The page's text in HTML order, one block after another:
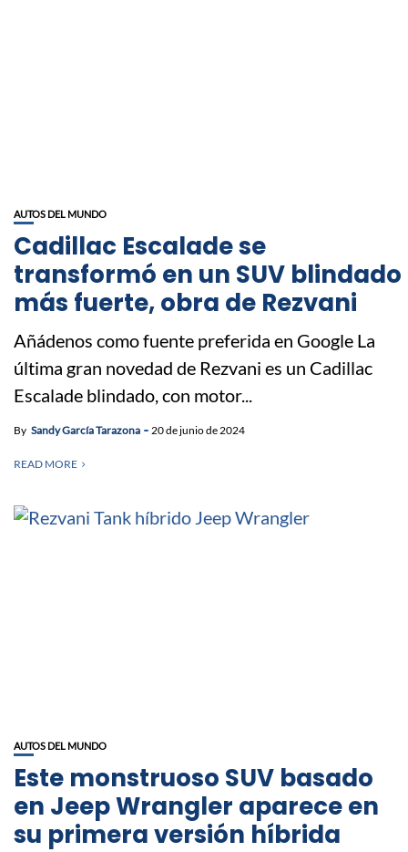
AUTOS DEL MUNDO
Cadillac Escalade se
transformó en un SUV blindado
más fuerte, obra de Rezvani
Añádenos como fuente preferida en Google La
última gran novedad de Rezvani es un Cadillac
Escalade blindado, con motor...
By Sandy García Tarazona 20 de junio de 2024
READ MORE
AUTOS DEL MUNDO
Este monstruoso SUV basado
en Jeep Wrangler aparece en
su primera versión híbrida